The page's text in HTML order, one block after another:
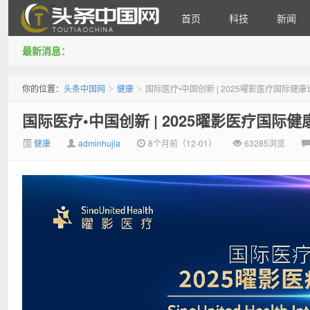
首页 科技 新闻
最新消息：
你的位置： 头条中国网 > 健康 > 国际医疗•中国创新 | 2025曜影医疗国际健康
国际医疗•中国创新 | 2025曜影医疗国际健
健康 adminhujia 8个月前（12-01） 63285浏览